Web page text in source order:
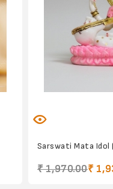
Sarswati Mata Idol
₹ 1,970.00₹